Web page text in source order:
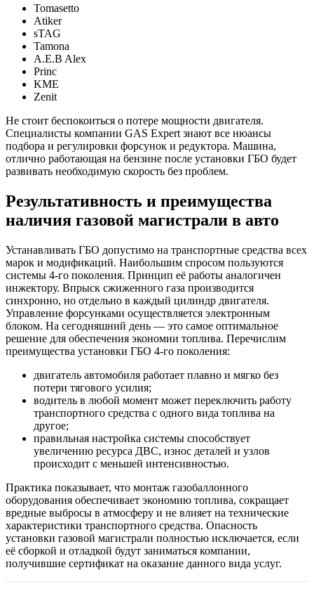
Tomasetto
Atiker
sTAG
Tamona
A.E.B Alex
Princ
KME
Zenit
Не стоит беспокоиться о потере мощности двигателя.
Специалисты компании GAS Expert знают все нюансы
подбора и регулировки форсунок и редуктора. Машина,
отлично работающая на бензине после установки ГБО будет
развивать необходимую скорость без проблем.
Результативность и преимущества
наличия газовой магистрали в авто
Устанавливать ГБО допустимо на транспортные средства всех
марок и модификаций. Наибольшим спросом пользуются
системы 4-го поколения. Принцип её работы аналогичен
инжектору. Впрыск сжиженного газа производится
синхронно, но отдельно в каждый цилиндр двигателя.
Управление форсунками осуществляется электронным
блоком. На сегодняшний день — это самое оптимальное
решение для обеспечения экономии топлива. Перечислим
преимущества установки ГБО 4-го поколения:
двигатель автомобиля работает плавно и мягко без
потери тягового усилия;
водитель в любой момент может переключить работу
транспортного средства с одного вида топлива на
другое;
правильная настройка системы способствует
увеличению ресурса ДВС, износ деталей и узлов
происходит с меньшей интенсивностью.
Практика показывает, что монтаж газобаллонного
оборудования обеспечивает экономию топлива, сокращает
вредные выбросы в атмосферу и не влияет на технические
характеристики транспортного средства. Опасность
установки газовой магистрали полностью исключается, если
её сборкой и отладкой будут заниматься компании,
получившие сертификат на оказание данного вида услуг.